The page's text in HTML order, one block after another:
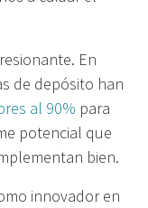
En
de depósito han
al 90% para
potencial que
bien.
innovador en